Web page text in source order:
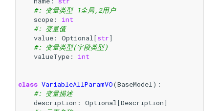
#: 变量类型 1全局,2用户
scope :
int
#: 变量值
value : Optional[str]
#: 变量类型(字段类型)
valueType : int
class VariableAllParamVO(BaseModel):
#: 变量描述
description : Optional[Description]